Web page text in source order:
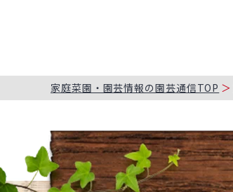
家庭菜園・園芸情報の園芸通信TOP